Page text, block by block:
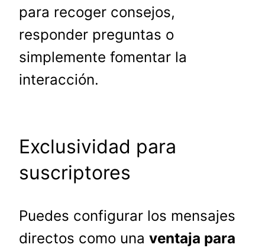
para recoger consejos,
responder preguntas o
simplemente fomentar la
interacción.
Exclusividad para
suscriptores
Puedes configurar los mensajes
directos como una ventaja para